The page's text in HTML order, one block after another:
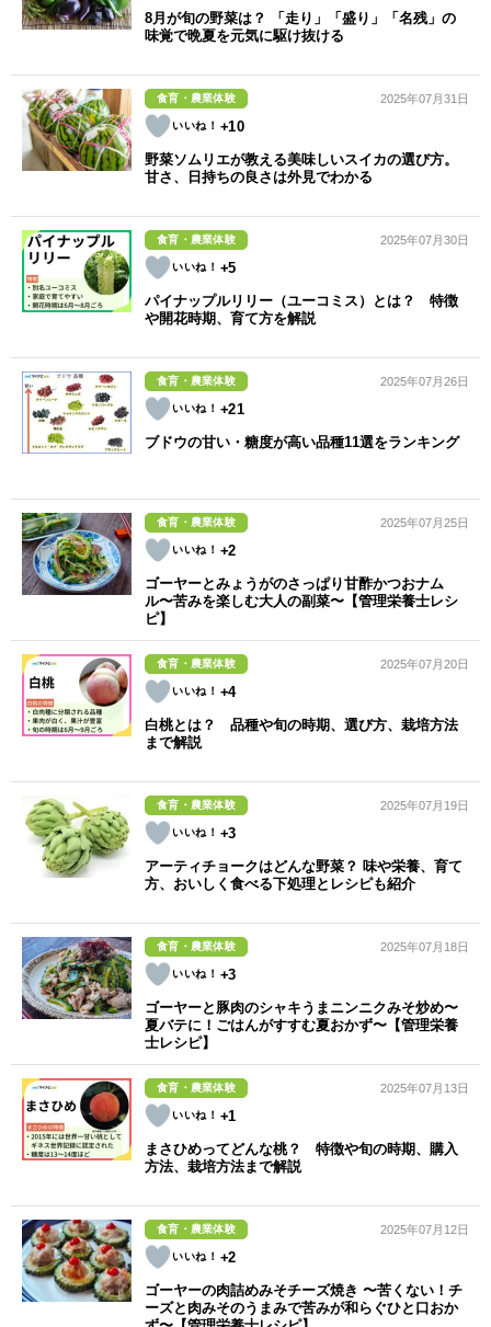
8月が旬の野菜は？ 「走り」「盛り」「名残」の
味覚で晩夏を元気に駆け抜ける
食育・農業体験
+10
2025年07月31日
野菜ソムリエが教える美味しいスイカの選び方。
甘さ、日持ちの良さは外見でわかる
食育・農業体験
+5
2025年07月30日
パイナップルリリー（ユーコミス）とは？ 特徴
や開花時期、育て方を解説
食育・農業体験
+21
2025年07月26日
ブドウの甘い・糖度が高い品種11選をランキング
食育・農業体験
+2
2025年07月25日
ゴーヤーとみょうがのさっぱり甘酢かつおナム
ル〜苦みを楽しむ大人の副菜〜【管理栄養士レシ
ピ】
食育・農業体験
+4
2025年07月20日
白桃とは？ 品種や旬の時期、選び方、栽培方法
まで解説
食育・農業体験
+3
2025年07月19日
アーティチョークはどんな野菜？ 味や栄養、育て
方、おいしく食べる下処理とレシピも紹介
食育・農業体験
+3
2025年07月18日
ゴーヤーと豚肉のシャキうまニンニクみそ炒め〜
夏バテに！ごはんがすすむ夏おかず〜【管理栄養
士レシピ】
食育・農業体験
+1
2025年07月13日
まさひめってどんな桃？ 特徴や旬の時期、購入
方法、栽培方法まで解説
食育・農業体験
+2
2025年07月12日
ゴーヤーの肉詰めみそチーズ焼き 〜苦くない！チ
ーズと肉みそのうまみで苦みが和らぐひと口おか